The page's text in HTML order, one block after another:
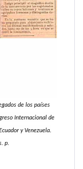
de los países
Internacional de
y Venezuela.
p.